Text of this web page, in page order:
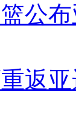
公
返